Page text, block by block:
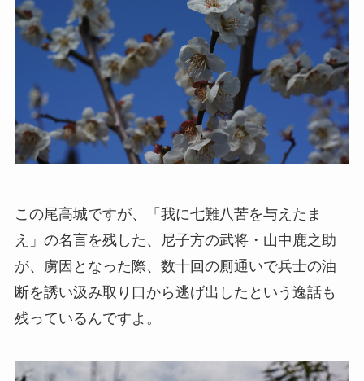
この尾高城ですが、「我に七難八苦を与えたま
え」の名言を残した、尼子方の武将・山中鹿之助
が、虜因となった際、数十回の厠通いで兵士の油
断を誘い汲み取り口から逃げ出したという逸話も
残っているんですよ。